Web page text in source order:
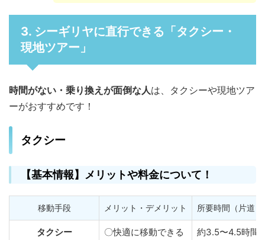
3. シーギリヤに直行できる「タクシー・
現地ツアー」
時間がない・乗り換えが面倒な人は、タクシーや現地ツア
ーがおすすめです！
タクシー
【基本情報】メリットや料金について！
移動手段 メリット・デメリット 所要時間（片道）
タクシー
〇快適に移動できる
約3.5〜4.5時間